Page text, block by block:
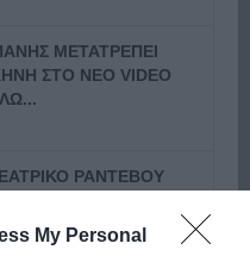
My Personal
ΜΕΤΑΤΡΕΠΕΙ
ΣΤΟ ΝΕΟ VIDEO
ΡΑΝΤΕΒΟΥ
ΣΤΟ ΘΕΑΤΡΟ